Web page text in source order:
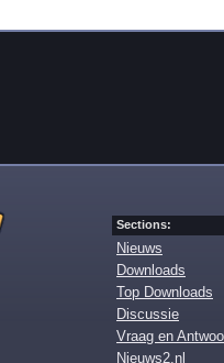
Sections:
Nieuws
Downloads
Top Downloads
Discussie
Vraag en
Nieuws2.nl